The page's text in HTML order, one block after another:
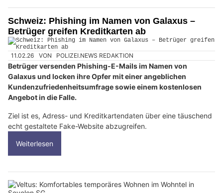
Schweiz: Phishing im Namen von Galaxus –
Betrüger greifen Kreditkarten ab
11.02.26 VON POLIZEI.NEWS REDAKTION
Betrüger versenden Phishing-E-Mails im Namen von
Galaxus und locken ihre Opfer mit einer angeblichen
Kundenzufriedenheitsumfrage sowie einem kostenlosen
Angebot in die Falle.
Ziel ist es, Adress- und Kreditkartendaten über eine täuschend
echt gestaltete Fake-Website abzugreifen.
Weiterlesen